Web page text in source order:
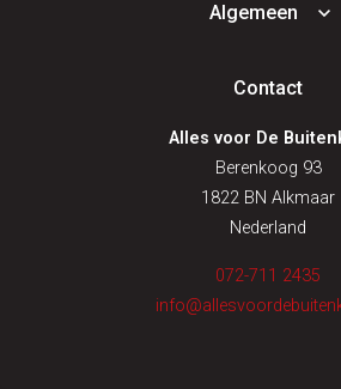
Algemeen
Contact
Alles voor De
Berenkoog 93
1822 BN Alkmaar
Nederland
072-711 2435